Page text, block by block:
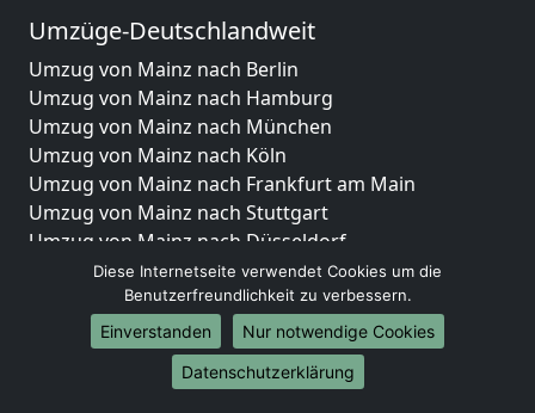
Umzüge-Deutschlandweit
Umzug von Mainz nach Berlin
Umzug von Mainz nach Hamburg
Umzug von Mainz nach München
Umzug von Mainz nach Köln
Umzug von Mainz nach Frankfurt am Main
Umzug von Mainz nach Stuttgart
Umzug von Mainz nach Düsseldorf
Umzug von Mainz nach Leipzig
Umzug von Mainz nach Dortmund
Umzug von Mainz nach Essen
Umzug von Mainz nach Bremen
Umzug von Mainz nach Dresden
Diese Internetseite verwendet Cookies um die
Benutzerfreundlichkeit zu verbessern.
Einverstanden
Nur notwendige Cookies
Datenschutzerklärung